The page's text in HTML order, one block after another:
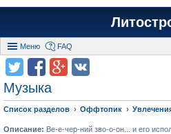
Меню FAQ
Музыка
Список разделов Оффтопик
Описание: Ве-е-чер-ний зво-о-он... и его